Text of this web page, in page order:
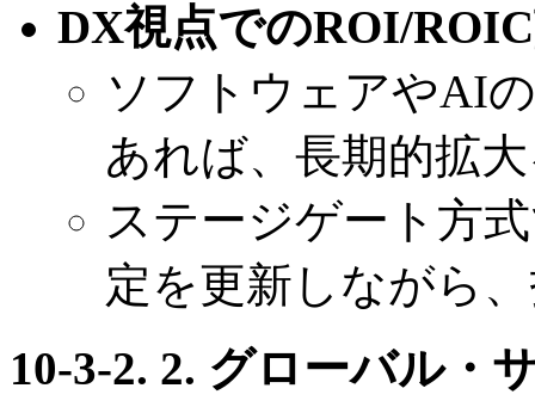
DX視点でのROI/
ソフトウェアやAI
あれば、長期的拡
ステージゲート方
定を更新しながら
10-3-2. 2. グローバル・